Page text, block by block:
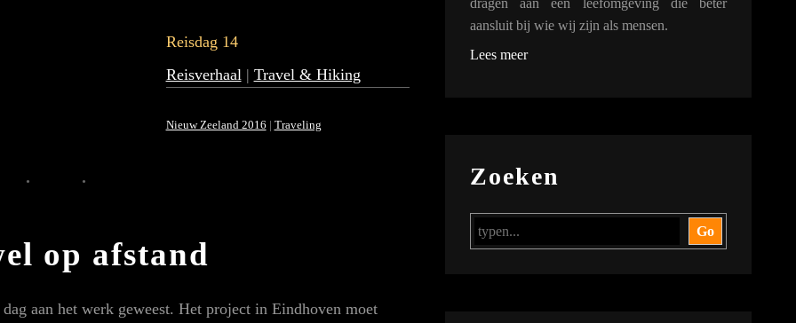
Reisdag 14
Reisverhaal | Travel & Hiking
Nieuw Zeeland 2016 | Traveling
op afstand
aan het werk geweest. Het project in Eindhoven moet
aansluit bij wie wij zijn als mensen.
Lees meer
Zoeken
Go